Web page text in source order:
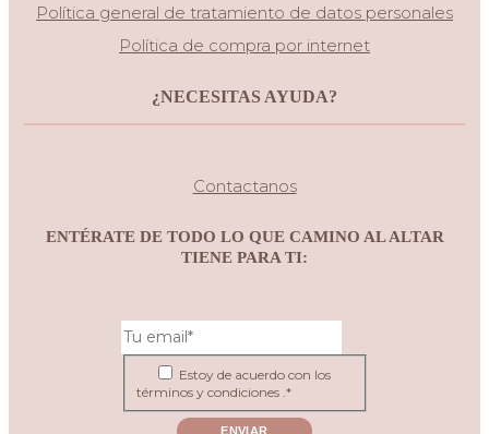
Política general de tratamiento de datos personales
Política de compra por internet
¿NECESITAS AYUDA?
Contactanos
ENTÉRATE DE TODO LO QUE CAMINO AL ALTAR
TIENE PARA TI:
Estoy de acuerdo con los
términos y condiciones .*
ENVIAR